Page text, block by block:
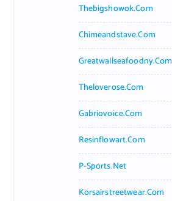
Thebigshowok.com
Chimeandstave.com
Greatwallseafoodny.com
Theloverose.com
Gabriovoice.com
Resinflowart.com
P-Sports.net
Korsairstreetwear.com